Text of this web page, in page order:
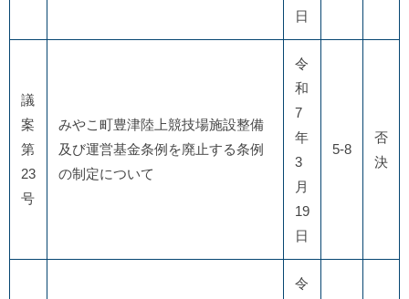
日
議
案
第
23
号
みやこ町豊津陸上競技場施設整備
及び運営基金条例を廃止する条例
の制定について
令
和
7
年
3
月
19
日
5-8
否
決
令